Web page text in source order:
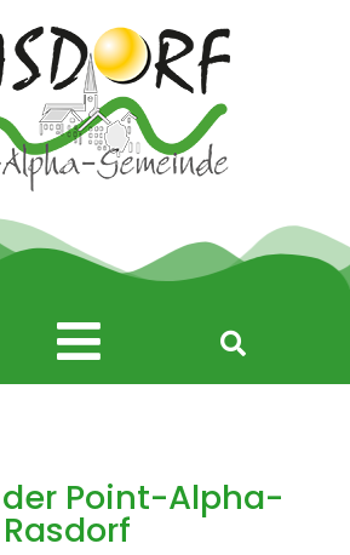
Main
Menu
Point-Alpha-